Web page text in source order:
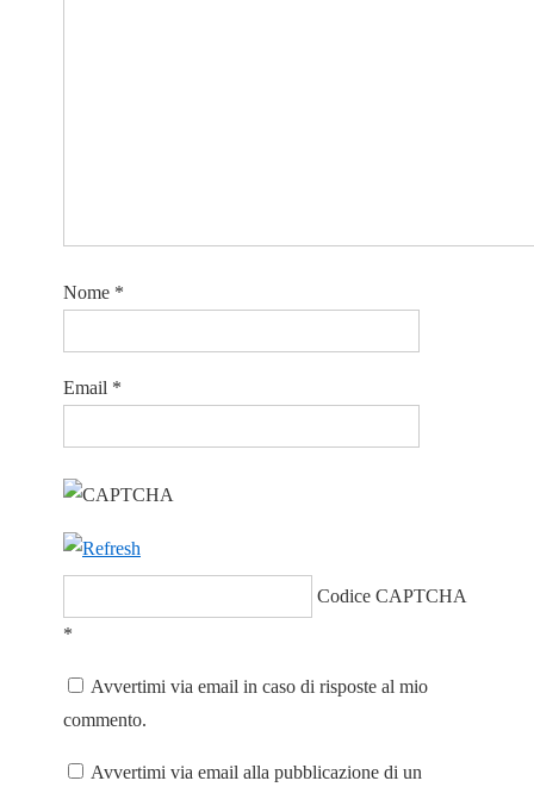
Nome *
Email *
Codice CAPTCHA
*
Avvertimi via email in caso di risposte al mio
commento.
Avvertimi via email alla pubblicazione di un